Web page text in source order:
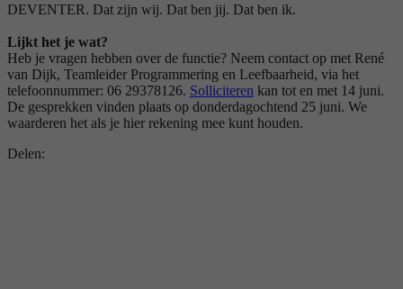
DEVENTER. Dat zijn wij. Dat ben jij. Dat ben ik.
Lijkt het je wat?
Heb je vragen hebben over de functie? Neem contact op met René
van Dijk, Teamleider Programmering en Leefbaarheid, via het
telefoonnummer: 06 29378126. Solliciteren kan tot en met 14 juni.
De gesprekken vinden plaats op donderdagochtend 25 juni. We
waarderen het als je hier rekening mee kunt houden.
Delen: